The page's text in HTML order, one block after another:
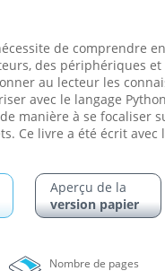
de comprendre
des périphériques et
au lecteur les
avec le langage
manière à se focaliser
Ce livre a été écrit avec
Aperçu de la
version papier
Nombre de pages